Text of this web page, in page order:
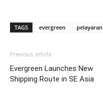
TAGS evergreen pelayaran
Previous article
Evergreen Launches New
Shipping Route in SE Asia